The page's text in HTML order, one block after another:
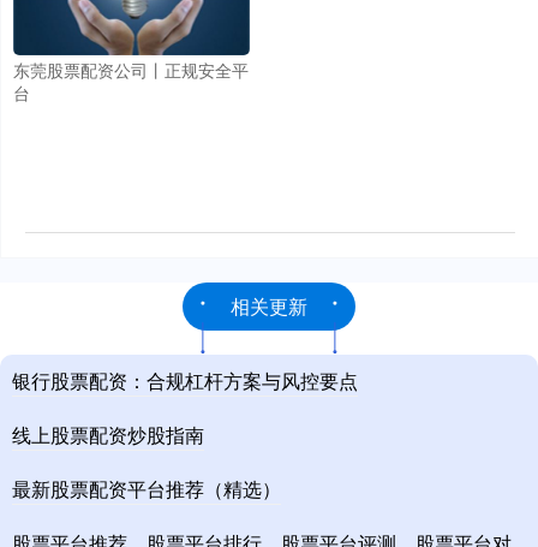
东莞股票配资公司丨正规安全平
台
相关更新
银行股票配资：合规杠杆方案与风控要点
线上股票配资炒股指南
最新股票配资平台推荐（精选）